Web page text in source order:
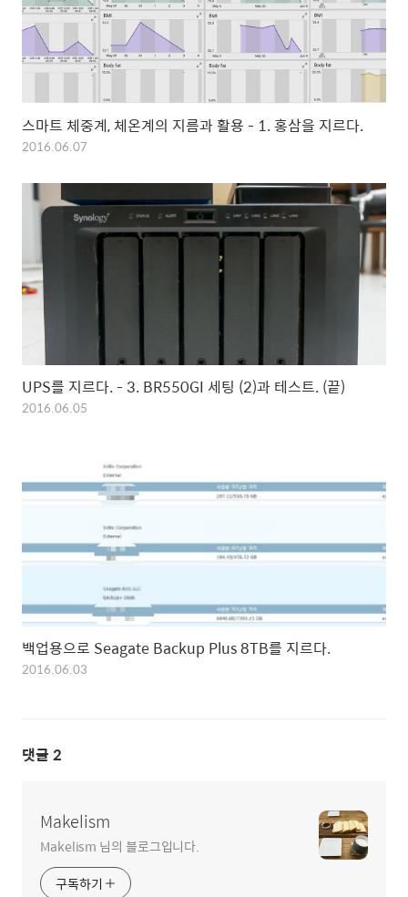
스마트 체중계, 체온계의 지름과 활용 - 1. 홍삼을 지르다.
2016.06.07
UPS를 지르다. - 3. BR550GI 세팅 (2)과 테스트. (끝)
2016.06.05
백업용으로 Seagate Backup Plus 8TB를 지르다.
2016.06.03
댓글 2
Makelism
Makelism 님의 블로그입니다.
구독하기